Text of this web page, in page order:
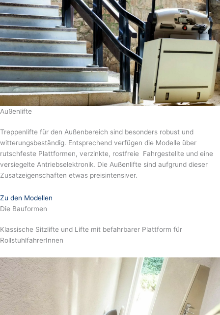
Außenlifte
Treppenlifte für den Außenbereich sind besonders robust und
witterungsbeständig. Entsprechend verfügen die Modelle über
rutschfeste Plattformen, verzinkte, rostfreie Fahrgestellte und eine
versiegelte Antriebselektronik. Die Außenlifte sind aufgrund dieser
Zusatzeigenschaften etwas preisintensiver.
Zu den Modellen
Die Bauformen
Klassische Sitzlifte und Lifte mit befahrbarer Plattform für
RollstuhlfahrerInnen